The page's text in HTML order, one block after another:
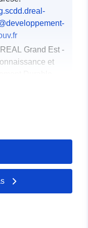
Grand Est -
et
data.europa.eu: 18
2021
par